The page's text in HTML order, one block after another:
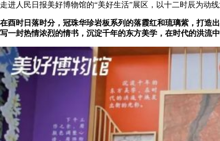
走进人民日报美好博物馆的“美好生活”展区，以十二时辰为动
在酉时日落时分，冠珠华珍岩板系列的落霞红和琉璃紫，打造
写一封热情浓烈的情书，沉淀千年的东方美学，在时代的洪流